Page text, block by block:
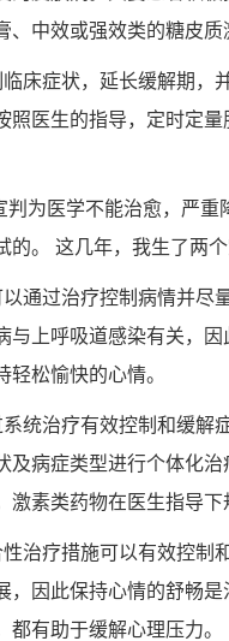
中效或强效类的糖皮质
床症状，延长缓解期，
医生的指导，定时定
为医学不能治愈，严
。 这几年，我生了两
通过治疗控制病情并尽
上呼吸道感染有关，因
松愉快的心情。
统治疗有效控制和缓解
病症类型进行个体化
素类药物在医生指导下
治疗措施可以有效控制
因此保持心情的舒畅
有助于缓解心理压力。